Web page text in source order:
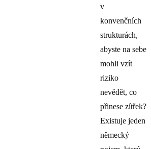
v
konvenčních
strukturách,
abyste na sebe
mohli vzít
riziko
nevědět, co
přinese zítřek?
Existuje jeden
německý